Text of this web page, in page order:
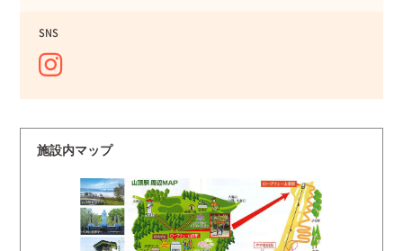
SNS
施設内マップ